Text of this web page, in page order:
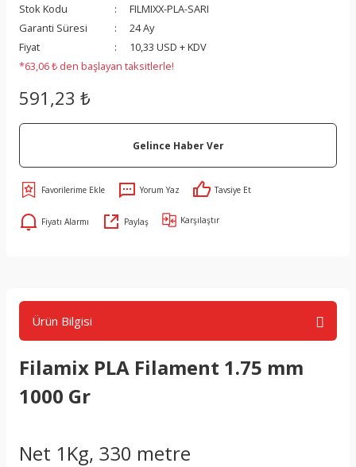
Stok Kodu
FILMIXX-PLA-SARI
Garanti Süresi
24 Ay
Fiyat
10,33 USD + KDV
*63,06 ₺ den başlayan taksitlerle!
591,23 ₺
Gelince Haber Ver
Yorum Yaz Tavsiye Et
Fiyatı Alarmı Paylaş Karşılaştır
Ürün Bilgisi
Filamix PLA Filament 1.75 mm
1000 Gr
Net 1Kg, 330 metre